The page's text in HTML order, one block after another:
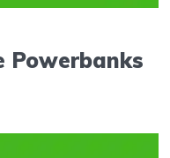
Powerbanks